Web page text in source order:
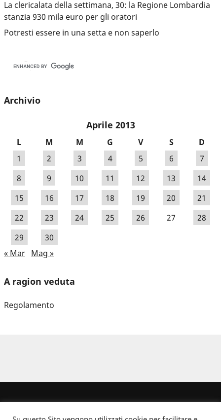
La clericalata della settimana, 30: la Regione Lombardia
stanzia 930 mila euro per gli oratori
Potresti essere in una setta e non saperlo
Archivio
Aprile 2013
L M M G V S
D
1
2 3 4 5 6
7
8
9 10 11 12 13
14
15
16 17 18 19 20
21
22
23 24 25 26 27
28
29
30
« Mar Mag »
A ragion veduta
Regolamento